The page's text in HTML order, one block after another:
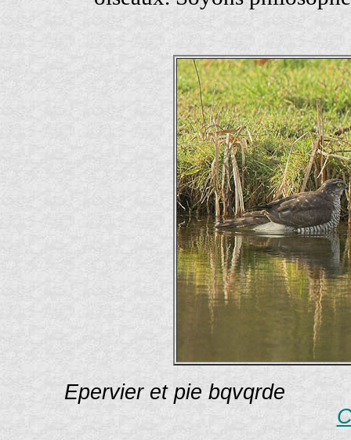
Epervier et pie bqvqrde